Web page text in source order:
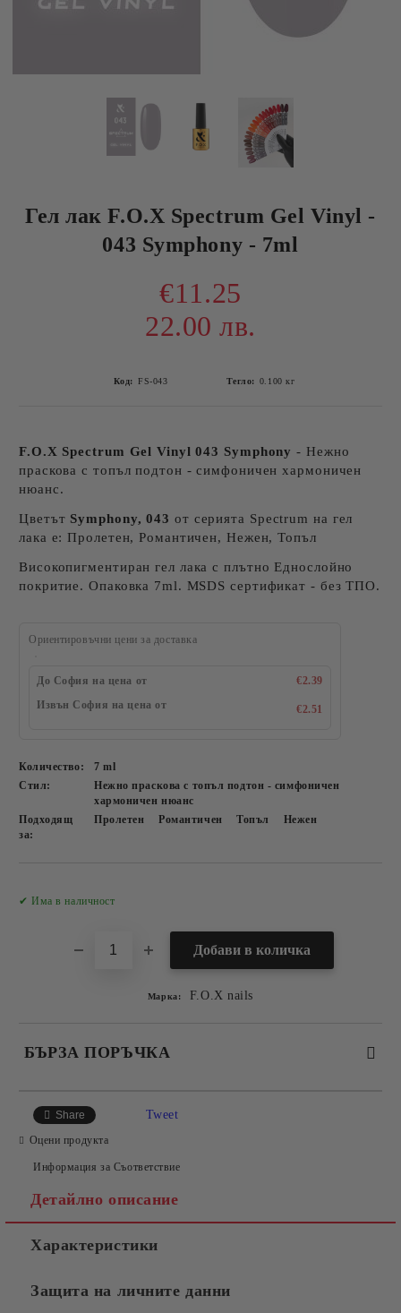
Гел лак F.O.X Spectrum Gel Vinyl -
043 Symphony - 7ml
€11.25
22.00 лв.
Код: FS-043 Тегло: 0.100 кг
F.O.X Spectrum Gel Vinyl 043 Symphony - Нежно
праскова с топъл подтон - симфоничен хармоничен
нюанс.
Цветът Symphony, 043 от серията Spectrum на гел
лака е: Пролетен, Романтичен, Нежен, Топъл
Високопигментиран гел лака с плътно Еднослойно
покритие. Опаковка 7ml. MSDS сертификат - без ТПО.
Ориентировъчни цени за доставка
До София на цена от
€2.39
Извън София на цена от
€2.51
Количество:
7 ml
Стил:
Нежно праскова с топъл подтон - симфоничен
хармоничен нюанс
Подходящ
за:
Пролетен Романтичен Топъл Нежен
✔ Има в наличност
Марка: F.O.X nails
БЪРЗА ПОРЪЧКА
Съгласен съм с
Ние ще се свържем с вас в рамките на работния ден.
Share Tweet
Оцени продукта
Информация за Съответствие
Детайлно описание
Характеристики
Защита на личните данни